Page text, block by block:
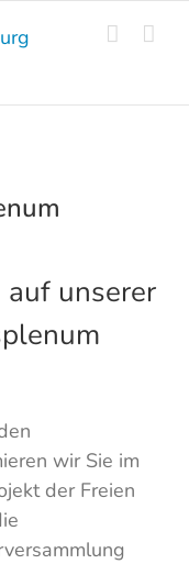
unserer
wir Sie im
der Freien